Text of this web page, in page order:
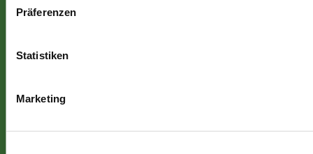
Präferenzen
Statistiken
Marketing